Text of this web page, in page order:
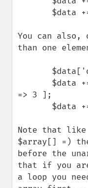
You can also,
than one
=> 3 ];
Note that like
$array[] =)
before the
that if you
a loop you